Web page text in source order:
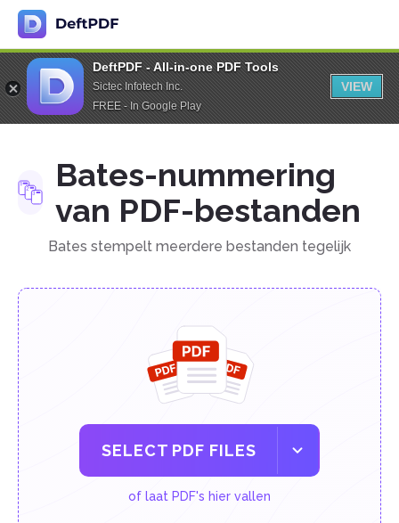
DeftPDF - All-in-one PDF Tools
Sictec Infotech Inc.
FREE - In Google Play
VIEW
Bates-nummering
van PDF-bestanden
Bates stempelt meerdere bestanden tegelijk
SELECT PDF FILES
of laat PDF's hier vallen